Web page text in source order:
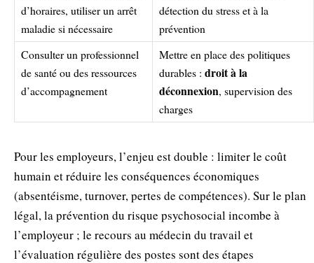
d’horaires, utiliser un arrêt
maladie si nécessaire
détection du stress et à la
prévention
Consulter un professionnel
de santé ou des ressources
d’accompagnement
Mettre en place des politiques
durables : droit à la
déconnexion, supervision des
charges
Pour les employeurs, l’enjeu est double : limiter le coût
humain et réduire les conséquences économiques
(absentéisme, turnover, pertes de compétences). Sur le plan
légal, la prévention du risque psychosocial incombe à
l’employeur ; le recours au médecin du travail et
l’évaluation régulière des postes sont des étapes